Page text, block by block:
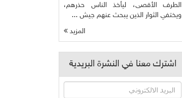
الطرف الأقصى، ليأخذ الناس حذرهم،
ويختفي الثوار الذين يبحث عنهم جيش ...
المزيد
اشترك معنا في النشرة البريدية